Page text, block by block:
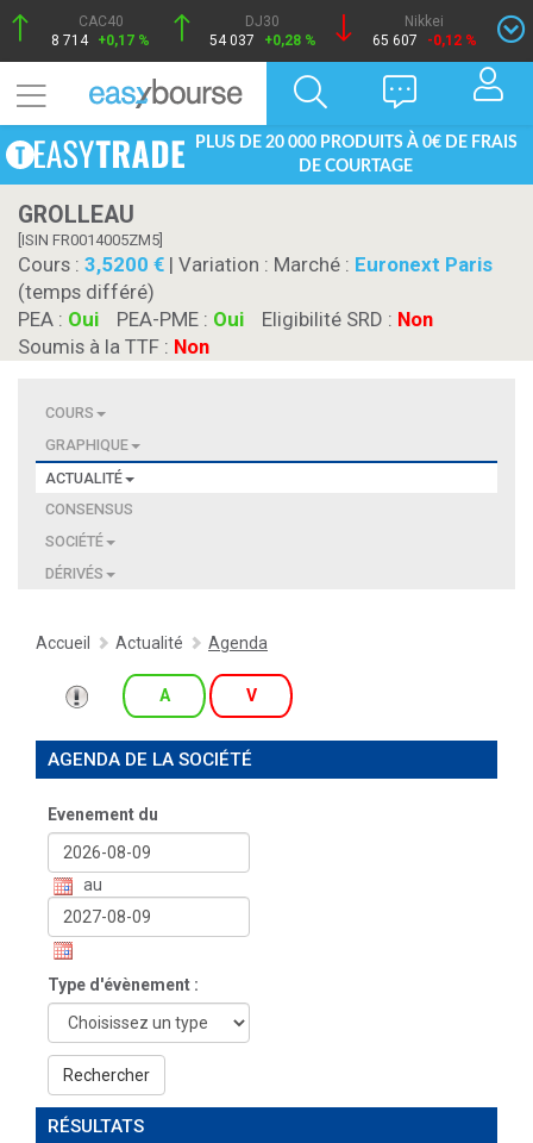
CAC40
8 714 +0,17 %
DJ30
54 037
+0,28 %
Nikkei
65 607
-0,12 %
PLUS DE 20 000 PRODUITS À 0€ DE FRAIS
DE COURTAGE
GROLLEAU
[ISIN FR0014005ZM5]
Cours : 3,5200 | Variation : Marché : Euronext Paris
(temps différé)
PEA : Oui PEA-PME : Oui Eligibilité SRD : Non
Soumis à la TTF : Non
COURS
GRAPHIQUE
ACTUALITÉ
CONSENSUS
SOCIÉTÉ
DÉRIVÉS
Accueil Actualité Agenda
A V
AGENDA DE LA SOCIÉTÉ
Evenement du
au
Type d'évènement :
Rechercher
RÉSULTATS